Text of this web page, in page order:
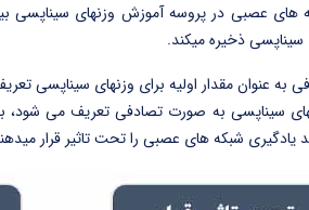
عصبی در پروسه آموزش وزنهای سیناپسی
ذخیره میکند.
به عنوان مقدار اولیه برای وزنهای
سیناپسی به صورت تصادفی تعریف می
یادگیری شبکه های عصبی را تحت تاثیر قرار